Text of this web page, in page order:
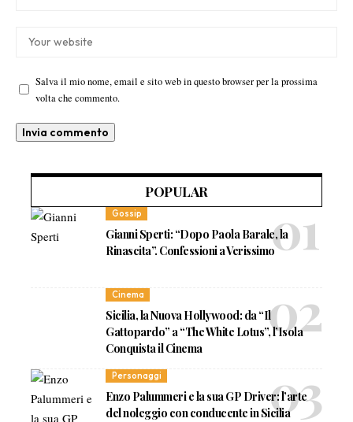
Salva il mio nome, email e sito web in questo browser per la prossima
volta che commento.
POPULAR
Gossip
Gianni Sperti: “Dopo Paola Barale, la
Rinascita”. Confessioni a Verissimo
Cinema
Sicilia, la Nuova Hollywood: da “Il
Gattopardo” a “The White Lotus”, l’Isola
Conquista il Cinema
Personaggi
Enzo Palummeri e la sua GP Driver: l’arte
del noleggio con conducente in Sicilia